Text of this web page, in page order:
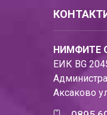
НИМФИТЕ
ЕИК BG
Аксаково